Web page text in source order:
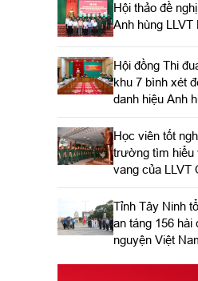
Hội thảo đề
Anh hùng LLVT
Hội đồng Thi
khu 7 bình xét
danh hiệu Anh
trang nhân dân
Học viên tốt
trường tìm hiểu
vang của LLVT
​Tỉnh Tây Ninh
an táng 156 hài
nguyện Việt